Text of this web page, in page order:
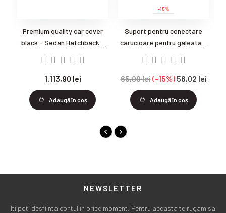
Premium quality car cover
black - Sedan Hatchback -
1.113,90 lei
Adaugă în coş
-15%
Suport pentru conectare
carucioare pentru galeata -
65,90 lei -15% 56,02 lei
Adaugă în coş
NEWSLETTER
Iti poti desfiinta contul in orice moment. Pentru aceasta te rugam sa